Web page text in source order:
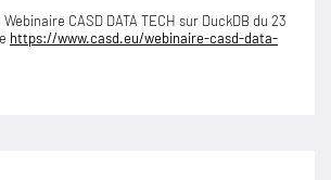
CASD DATA TECH sur DuckDB du 23
https://www.casd.eu/webinaire-casd-data-